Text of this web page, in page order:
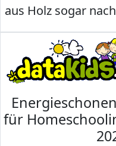
aus Holz sogar
für